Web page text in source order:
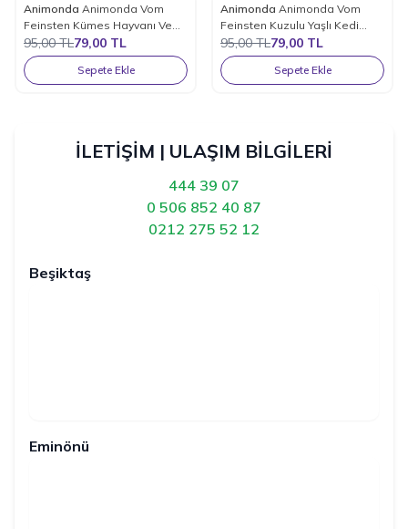
%17
Favorilere Ekle
Animonda Animonda Vom
Feinsten Kümes Hayvanı Ve
Makarna Yetişkin Kedi
Konserve Maması 100 Gr.
95,00TL79,00 TL
Sepete Ekle
%17
Favorilere Ekle
Animonda Animonda Vom
Feinsten Kuzulu Yaşlı Kedi
Konservesi 100 Gr.
95,00TL79,00 TL
Sepete Ekle
İLETİŞİM | ULAŞIM BİLGİLERİ
444 39 07
0 506 852 40 87
0212 275 52 12
Beşiktaş
Eminönü